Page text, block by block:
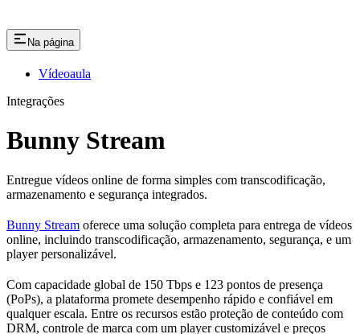
Na página
Vídeoaula
Integrações
Bunny Stream
Entregue vídeos online de forma simples com transcodificação,
armazenamento e segurança integrados.
Bunny Stream oferece uma solução completa para entrega de vídeos
online, incluindo transcodificação, armazenamento, segurança, e um
player personalizável.
Com capacidade global de 150 Tbps e 123 pontos de presença
(PoPs), a plataforma promete desempenho rápido e confiável em
qualquer escala. Entre os recursos estão proteção de conteúdo com
DRM, controle de marca com um player customizável e preços